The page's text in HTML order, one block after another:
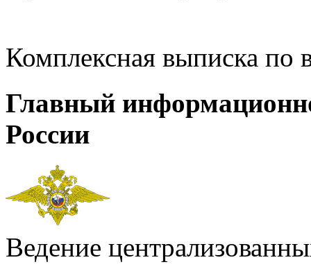
Комплексная выписка
Главный
России
Ведение